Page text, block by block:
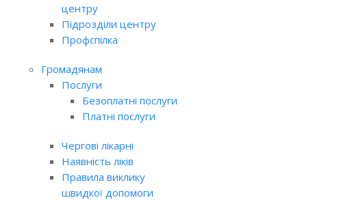
центру
Підрозділи центру
Профспілка
Громадянам
Послуги
Безоплатні послуги
Платні послуги
Чергові лікарні
Наявність ліків
Правила виклику
швидкої допомоги